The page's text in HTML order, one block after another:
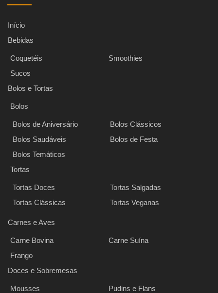
Início
Bebidas
Coquetéis
Smoothies
Sucos
Bolos e Tortas
Bolos
Bolos de Aniversário
Bolos Clássicos
Bolos Saudáveis
Bolos de Festa
Bolos Temáticos
Tortas
Tortas Doces
Tortas Salgadas
Tortas Clássicas
Tortas Veganas
Carnes e Aves
Carne Bovina
Carne Suína
Frango
Doces e Sobremesas
Mousses
Pudins e Flans